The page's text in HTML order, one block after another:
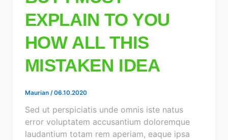
EXPLAIN TO YOU
HOW ALL THIS
MISTAKEN IDEA
Maurian /06.10.2020
Sed ut perspiciatis unde omnis iste natus
error voluptatem accusantium doloremque
laudantium totam rem aperiam, eaque ipsa